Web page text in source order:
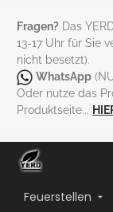
Fragen? Das
13-17 Uhr für Sie
nicht besetzt).
WhatsApp
Oder nutze das
Produktseite...
Feuerstellen